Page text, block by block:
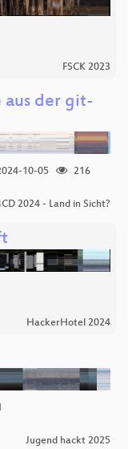
FSCK 2023
aus der git-
10-05
216
2024 - Land in Sicht?
HackerHotel 2024
Jugend hackt 2025